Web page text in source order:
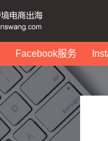
Facebook服务